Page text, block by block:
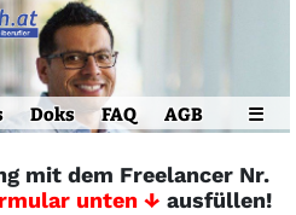
Doks FAQ AGB ☰
mit dem Freelancer Nr.
unten ↓ ausfüllen!